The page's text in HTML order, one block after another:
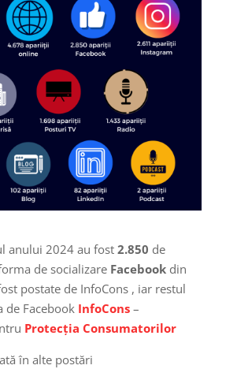
anului 2024 au fost 2.850 de
de socializare Facebook din
postate de InfoCons , iar restul
de Facebook InfoCons–
Protecția Consumatorilor
în alte postări